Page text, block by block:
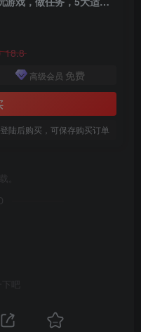
18.8
高级会员 免费
陆后购买，可保存购买订单
。
吧